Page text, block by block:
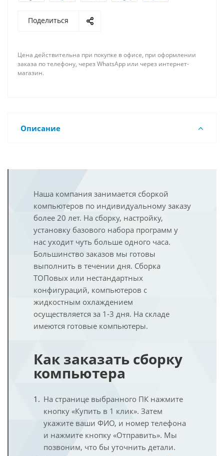
Поделиться
Цена действительна при покупке в офисе, при оформлении
заказа по телефону, через WhatsApp или через интернет-
магазин.
Описание
Наша компания занимается сборкой
компьютеров по индивидуальному заказу
более 20 лет. На сборку, настройку,
установку базового набора программ у
нас уходит чуть больше одного часа.
Большинство заказов мы готовы
выполнить в течении дня. Сборка
ТОПовых или нестандартных
конфигураций, компьютеров с
жидкостным охлаждением
осуществляется за 1-3 дня. На складе
имеются готовые компьютеры.
Как заказать сборку
компьютера
На странице выбранного ПК нажмите
кнопку «Купить в 1 клик». Затем
укажите ваши ФИО, и номер телефона
и нажмите кнопку «Отправить». Мы
позвоним, что бы уточнить детали.